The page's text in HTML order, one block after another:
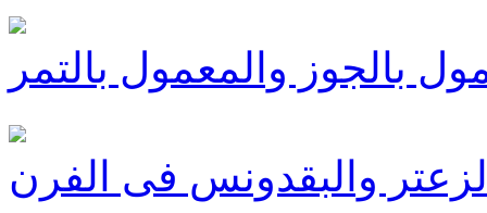
بالجوز والمعمول بالتمر
والبقدونس فى الفرن